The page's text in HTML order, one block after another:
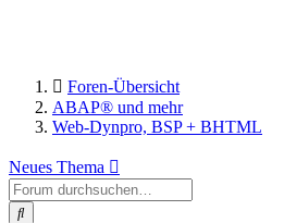
Foren-Übersicht
ABAP® und mehr
Web-Dynpro, BSP + BHTML
Neues Thema
Suche